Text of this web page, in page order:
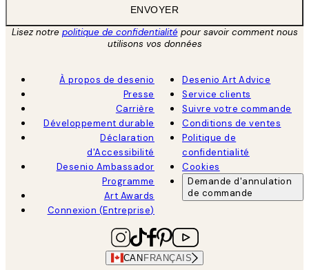
ENVOYER
Lisez notre politique de confidentialitépour savoir comment nous
utilisons vos données
À propos de desenio
Presse
Carrière
Développement durable
Déclaration
d'Accessibilité
Desenio Ambassador
Programme
Art Awards
Connexion (Entreprise)
Desenio Art Advice
Service clients
Suivre votre commande
Conditions de ventes
Politique de
confidentialité
Cookies
Demande d'annulation
de commande
CAN FRANÇAIS